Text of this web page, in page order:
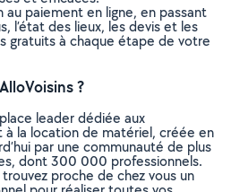
paiement en ligne, en passant
l’état des lieux, les devis et les
gratuits à chaque étape de votre
?
leader dédiée aux
la location de matériel, créée en
par une communauté de plus
dont 300 000 professionnels.
proche de chez vous un